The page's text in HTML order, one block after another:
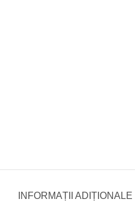
INFORMAȚII ADIȚIONALE